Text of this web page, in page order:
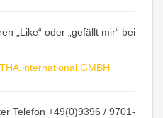
„Like“ oder „gefällt mir“ bei
Telefon +49(0)9396 / 9701-